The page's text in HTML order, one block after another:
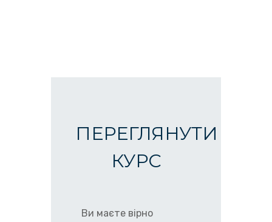
ПЕРЕГЛЯНУТИ
КУРС
Ви маєте вірно